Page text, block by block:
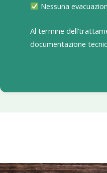
Nessuna
Al termine
documentazione